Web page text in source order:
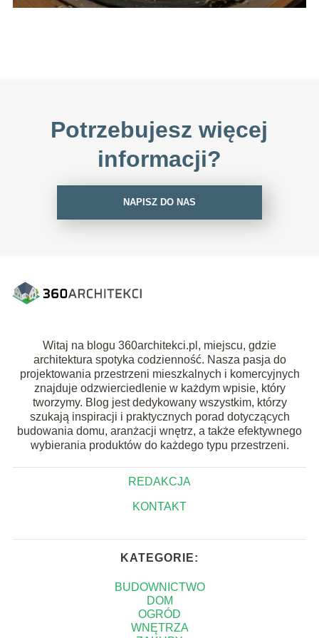
Potrzebujesz więcej
informacji?
NAPISZ DO NAS
Witaj na blogu 360architekci.pl, miejscu, gdzie
architektura spotyka codzienność. Nasza pasja do
projektowania przestrzeni mieszkalnych i komercyjnych
znajduje odzwierciedlenie w każdym wpisie, który
tworzymy. Blog jest dedykowany wszystkim, którzy
szukają inspiracji i praktycznych porad dotyczących
budowania domu, aranżacji wnętrz, a także efektywnego
wybierania produktów do każdego typu przestrzeni.
REDAKCJA
KONTAKT
KATEGORIE:
BUDOWNICTWO
DOM
OGRÓD
WNĘTRZA